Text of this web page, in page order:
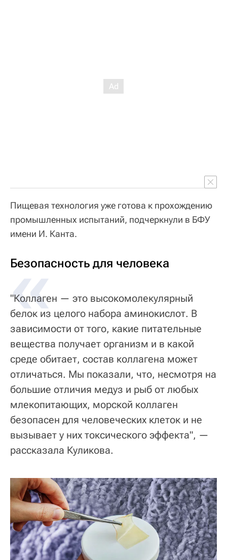
Пищевая технология уже готова к прохождению
промышленных испытаний, подчеркнули в БФУ
имени И. Канта.
Безопасность для человека
«
"Коллаген — это высокомолекулярный
белок из целого набора аминокислот. В
зависимости от того, какие питательные
вещества получает организм и в какой
среде обитает, состав коллагена может
отличаться. Мы показали, что, несмотря на
большие отличия медуз и рыб от любых
млекопитающих, морской коллаген
безопасен для человеческих клеток и не
вызывает у них токсического эффекта", —
рассказала Куликова.